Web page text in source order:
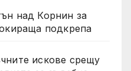
над Корнин за
подкрепа
искове срещу